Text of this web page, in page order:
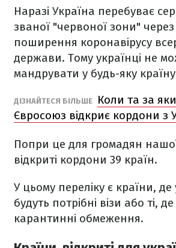
Наразі Україна перебуває
званої "червоної зони" через
поширення коронавірусу
держави. Тому українці не
мандрувати у будь-яку країну
ДІЗНАЙТЕСЯ БІЛЬШЕ
Коли та за
Євросоюз відкриє кордони з
Попри це для громадян
відкриті кордони 39 країн.
У цьому переліку є країни,
будуть потрібні візи або ті,
карантинні обмеження.